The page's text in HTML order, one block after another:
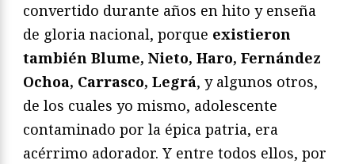
convertido durante años en hito y enseña
de gloria nacional, porque existieron
también Blume, Nieto, Haro, Fernández
Ochoa, Carrasco, Legrá, y algunos otros,
de los cuales yo mismo, adolescente
contaminado por la épica patria, era
acérrimo adorador. Y entre todos ellos, por